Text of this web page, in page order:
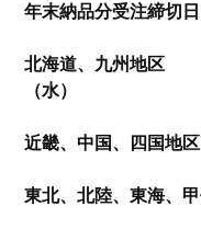
年末納品分受注締切日
北海道、九
（水）
近畿、中国、
東北、北陸、東海